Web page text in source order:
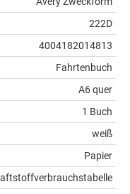
222D
4004182014813
Fahrtenbuch
A6 quer
1 Buch
weiß
Papier